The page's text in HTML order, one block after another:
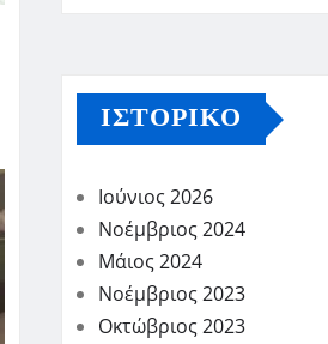
ΙΣΤΟΡΙΚΌ
Ιούνιος 2026
Νοέμβριος 2024
Μάιος 2024
Νοέμβριος 2023
Οκτώβριος 2023